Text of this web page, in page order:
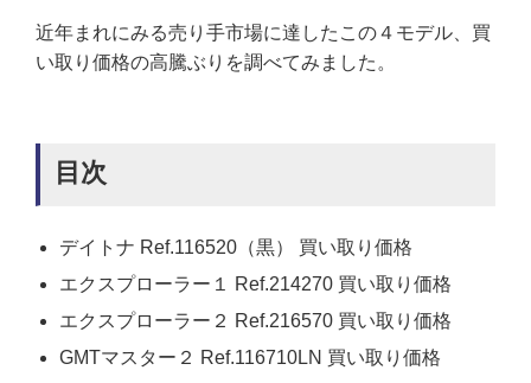
近年まれにみる売り手市場に達したこの４モデル、買
い取り価格の高騰ぶりを調べてみました。
目次
デイトナ Ref.116520（黒） 買い取り価格
エクスプローラー１ Ref.214270 買い取り価格
エクスプローラー２ Ref.216570 買い取り価格
GMTマスター２ Ref.116710LN 買い取り価格